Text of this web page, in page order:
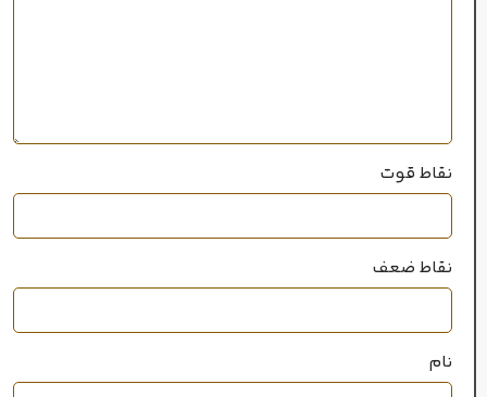
حجم ۲۰میل
چوبی,تند
نقاط قوت
نقاط ضعف
نام